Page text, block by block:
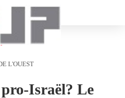
L'OUEST
Israël? Le